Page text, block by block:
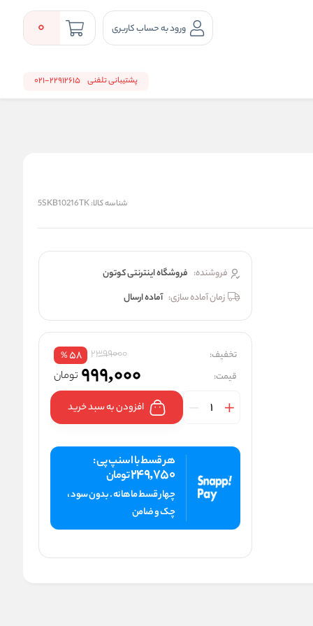
ورود به حساب کاربری 0
پشتیبانی تلفنی 22912615-021
شناسه کالا:5SKB10216TK
فروشنده: فروشگاه اینترنتی کوتون
زمان آماده سازی: آماده ارسال
تخفیف: 2399000
58
%
قیمت: 999,000 تومان
افزودن به سبد خرید
هر قسط با اسنپ پی :
249,750تومان
چهار قسط ماهانه . بدون سود ،
چک و ضامن